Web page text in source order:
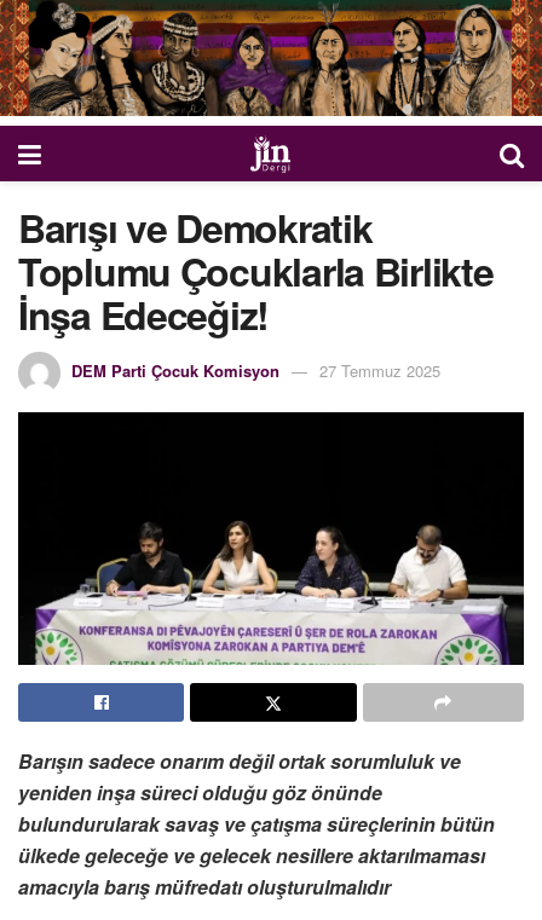
Barışı ve Demokratik
Toplumu Çocuklarla Birlikte
İnşa Edeceğiz!
DEM Parti Çocuk Komisyon 27 Temmuz 2025
Barışın sadece onarım değil ortak sorumluluk ve
yeniden inşa süreci olduğu göz önünde
bulundurularak savaş ve çatışma süreçlerinin bütün
ülkede geleceğe ve gelecek nesillere aktarılmaması
amacıyla barış müfredatı oluşturulmalıdır